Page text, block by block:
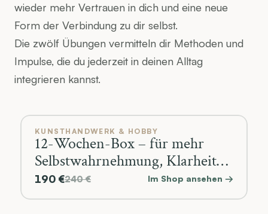
wieder mehr Vertrauen in dich und eine neue
Form der Verbindung zu dir selbst.
Die zwölf Übungen vermitteln dir Methoden und
Impulse, die du jederzeit in deinen Alltag
integrieren kannst.
KUNSTHANDWERK & HOBBY
12-Wochen-Box – für mehr
Selbstwahrnehmung, Klarheit
und Präsenz
190 €240 € Im Shop ansehen →